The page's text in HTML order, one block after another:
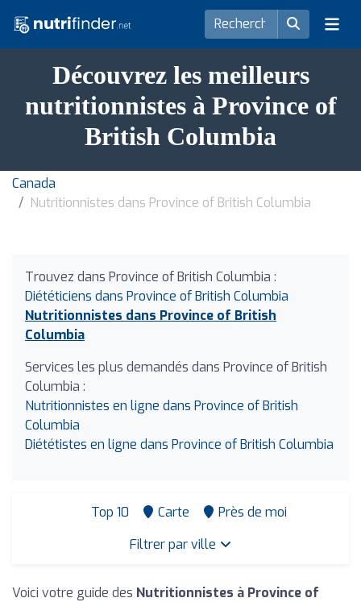
Découvrez les meilleurs
nutritionnistes à Province of
British Columbia
Canada
Nutritionnistes dans Province of British Columbia
Trouvez dans Province of British Columbia :
Diététiciens dans Province of British Columbia
Nutritionnistes dans Province of British
Columbia
Services les plus demandés dans Province of British
Columbia :
Nutritionnistes en ligne dans Province of British
Columbia
Diététistes en ligne dans Province of British Columbia
Top 10 Carte
Près de moi
Filtrer par ville
Voici votre guide des Nutritionnistes à Province of